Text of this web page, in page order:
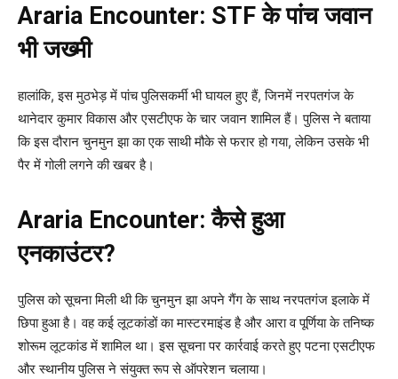
Araria Encounter: STF के पांच जवान
भी जख्मी
हालांकि, इस मुठभेड़ में पांच पुलिसकर्मी भी घायल हुए हैं, जिनमें नरपतगंज के
थानेदार कुमार विकास और एसटीएफ के चार जवान शामिल हैं। पुलिस ने बताया
कि इस दौरान चुनमुन झा का एक साथी मौके से फरार हो गया, लेकिन उसके भी
पैर में गोली लगने की खबर है।
Araria Encounter: कैसे हुआ
एनकाउंटर?
पुलिस को सूचना मिली थी कि चुनमुन झा अपने गैंग के साथ नरपतगंज इलाके में
छिपा हुआ है। वह कई लूटकांडों का मास्टरमाइंड है और आरा व पूर्णिया के तनिष्क
शोरूम लूटकांड में शामिल था। इस सूचना पर कार्रवाई करते हुए पटना एसटीएफ
और स्थानीय पुलिस ने संयुक्त रूप से ऑपरेशन चलाया।